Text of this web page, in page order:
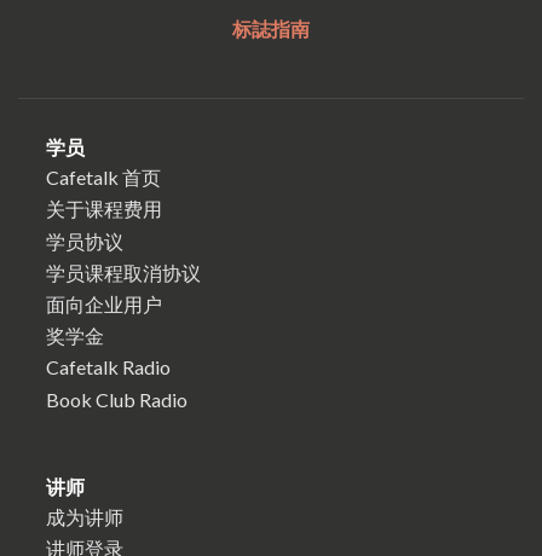
标誌指南
学员
Cafetalk 首页
关于课程费用
学员协议
学员课程取消协议
面向企业用户
奖学金
Cafetalk Radio
Book Club Radio
讲师
成为讲师
讲师登录